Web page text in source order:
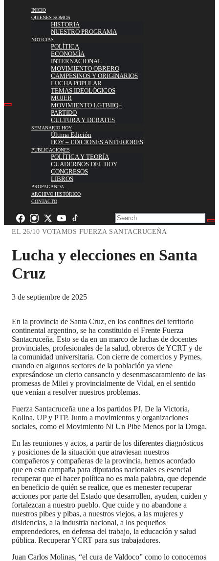
INICIO
QUIENES SOMOS
HISTORIA
NUESTRO PROGRAMA
NOTICIAS
POLÍTICA
ECONOMÍA
INTERNACIONAL
MOVIMIENTO OBRERO
CAMPESINOS Y ORIGINARIOS
LUCHA POPULAR
TEMAS IDEOLÓGICOS
MUJER
MOVIMIENTO LGTBIIQ+
PARTIDO
CULTURA Y DEBATES
SEMANARIO HOY
Última Edición
HOY – EDICIONES ANTERIORES
PUBLICACIONES
POLÍTICA Y TEORÍA
CUADERNOS DEL HOY
CONGRESOS
LIBROS
PROPAGANDA
ARCHIVO HISTÓRICO
CONTACTO
EL 26/10 VOTAMOS FUERZA SANTACRUCEÑA
Lucha y elecciones en Santa
Cruz
3 de septiembre de 2025
En la provincia de Santa Cruz, en los confines del territorio
continental argentino, se ha constituido el Frente Fuerza
Santacruceña. Esto se da en un marco de luchas de docentes
provinciales, profesionales de la salud, obreros de YCRT y de
la comunidad universitaria. Con cierre de comercios y Pymes,
cuando en algunos sectores de la población ya viene
expresándose un cierto cansancio y desenmascaramiento de las
promesas de Milei y provincialmente de Vidal, en el sentido
que venían a resolver nuestros problemas.
Fuerza Santacruceña une a los partidos PJ, De la Victoria,
Kolina, UP y PTP. Junto a movimientos y organizaciones
sociales, como el Movimiento Ni Un Pibe Menos por la Droga.
En las reuniones y actos, a partir de los diferentes diagnósticos
y posiciones de la situación que atraviesan nuestros
compañeros y compañeras de la provincia, hemos acordado
que en esta campaña para diputados nacionales es esencial
recuperar que el hacer política no es mala palabra, que depende
en beneficio de quién se realice, que es menester recuperar
acciones por parte del Estado que desarrollen, ayuden, cuiden y
fortalezcan a nuestro pueblo. Que cuide y no abandone a
nuestros pibes y pibas, a nuestros viejos, a las mujeres y
disidencias, a la industria nacional, a los pequeños
emprendedores, en defensa del trabajo, la educación y salud
pública. Recuperar YCRT para sus trabajadores.
Juan Carlos Molinas, “el cura de Valdoco” como lo conocemos